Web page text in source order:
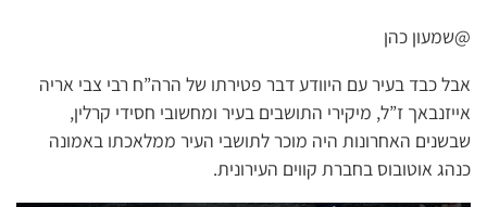
@שמעון כהן
אבל כבד בעיר עם היוודע דבר פטירתו של הרה”ח רבי צבי אריה
אייזנבאך ז”ל, מיקירי התושבים בעיר ומחשובי חסידי קרלין,
שבשנים האחרונות היה מוכר לתושבי העיר ממלאכתו באמונה
כנהג אוטובוס בחברת קווים העירונית.